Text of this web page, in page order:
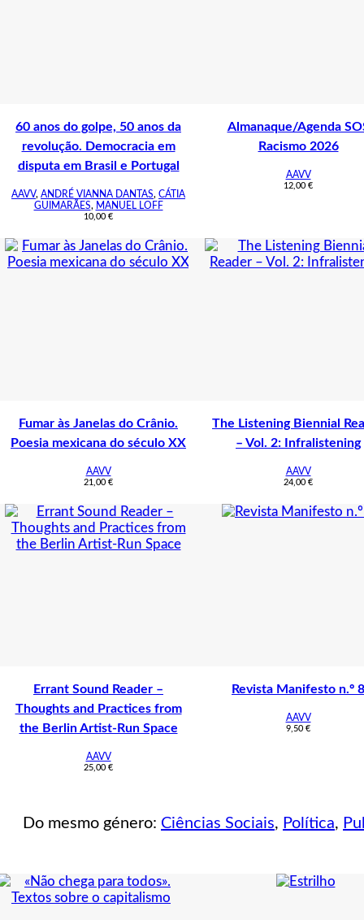
60 anos do golpe, 50 anos da
revolução. Democracia em
disputa em Brasil e Portugal
AAVV, ANDRÉ VIANNA DANTAS, CÁTIA
GUIMARÃES, MANUEL LOFF
10,00 €
Almanaque/Agenda
Racismo 2026
AAVV
12,00 €
Fumar às Janelas do Crânio.
Poesia mexicana do século XX
AAVV
21,00 €
The Listening Biennial
– Vol. 2: Infralistening
AAVV
24,00 €
Errant Sound Reader –
Thoughts and Practices from
the Berlin Artist-Run Space
AAVV
25,00 €
Revista Manifesto n.º 8
AAVV
9,50 €
Do mesmo género: Ciências Sociais, Política,